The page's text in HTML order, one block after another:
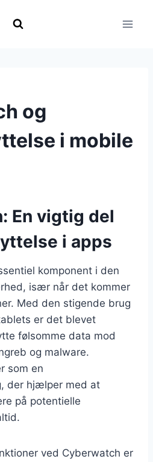
og
i mobile
En vigtig del
i apps
komponent i den
især når det kommer
Med den stigende brug
er det blevet
følsomme data mod
og malware.
som en
der hjælper med at
på potentielle
ved Cyberwatch er